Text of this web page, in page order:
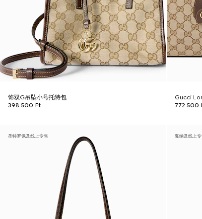
饰双G吊坠小号托特包
398 500 Ft
Gucci
772 500
圣特罗佩及线上专售 戛纳及线上专